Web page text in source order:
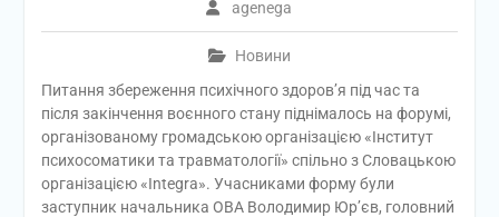
agenega
Новини
Питання збереження психічного здоров’я під час та
після закінчення воєнного стану піднімалось на форумі,
організованому громадською організацією «Інститут
психосоматики та травматології» спільно з Словацькою
організацією «Integra». Учасниками форму були
заступник начальника ОВА Володимир Юр’єв, головний